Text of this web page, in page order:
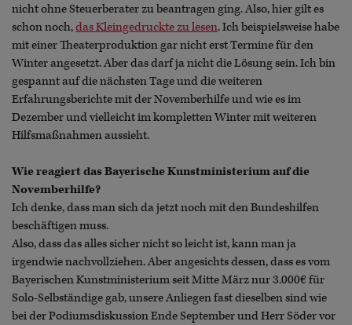
nicht ohne Steuerberater zu beantragen ging. Also, hier gilt es
schon noch,das Kleingedruckte zu lesen. Ich beispielsweise habe
mit einer Theaterproduktion gar nicht erst Termine für den
Winter angesetzt. Aber das darf ja nicht die Lösung sein. Ich bin
gespannt auf die nächsten Tage und die weiteren
Erfahrungsberichte mit der Novemberhilfe und wie es im
Dezember und vielleicht im kompletten Winter mit weiteren
Hilfsmaßnahmen aussieht.
Wie reagiert das Bayerische Kunstministerium auf die
Novemberhilfe?
Ich denke, dass man sich da jetzt noch mit den Bundeshilfen
beschäftigen muss.
Also, dass das alles sicher nicht so leicht ist, kann man ja
irgendwie nachvollziehen. Aber angesichts dessen, dass es vom
Bayerischen Kunstministerium seit Mitte März nur 3.000€ für
Solo-Selbständige gab, unsere Anliegen fast dieselben sind wie
bei der Podiumsdiskussion Ende September und Herr Söder vor